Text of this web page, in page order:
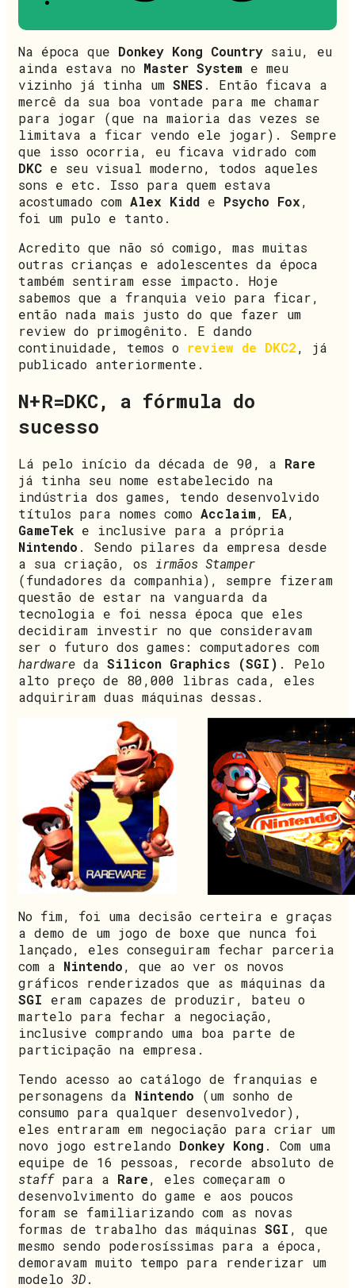
Na época que Donkey Kong Country saiu, eu
ainda estava no Master System e meu
vizinho já tinha um SNES . Então ficava a
mercê da sua boa vontade para me chamar
para jogar (que na maioria das vezes se
limitava a ficar vendo ele jogar). Sempre
que isso ocorria, eu ficava vidrado com
DKC e seu visual moderno, todos aqueles
sons e etc. Isso para quem estava
acostumado com Alex Kidd e Psycho Fox,
foi um pulo e tanto.
Acredito que não só comigo, mas muitas
outras crianças e adolescentes da época
também sentiram esse impacto. Hoje
sabemos que a franquia veio para ficar,
então nada mais justo do que fazer um
review do primogênito. E dando
continuidade, temos o review de DKC2, já
publicado anteriormente.
N+R=DKC, a fórmula do
sucesso
Lá pelo início da década de 90, a Rare
já tinha seu nome estabelecido na
indústria dos games, tendo desenvolvido
títulos para nomes como Acclaim, EA,
GameTek e inclusive para a própria
Nintendo . Sendo pilares da empresa desde
a sua criação, os irmãos Stamper
(fundadores da companhia), sempre fizeram
questão de estar na vanguarda da
tecnologia e foi nessa época que eles
decidiram investir no que consideravam
ser o futuro dos games: computadores com
hardware da Silicon Graphics (SGI) . Pelo
alto preço de 80,000 libras cada, eles
adquiriram duas máquinas dessas.
No fim, foi uma decisão certeira e graças
a demo de um jogo de boxe que nunca foi
lançado, eles conseguiram fechar parceria
com a Nintendo, que ao ver os novos
gráficos renderizados que as máquinas da
SGI eram capazes de produzir, bateu o
martelo para fechar a negociação,
inclusive comprando uma boa parte de
participação na empresa.
Tendo acesso ao catálogo de franquias e
personagens da Nintendo (um sonho de
consumo para qualquer desenvolvedor),
eles entraram em negociação para criar um
novo jogo estrelando Donkey Kong . Com uma
equipe de 16 pessoas, recorde absoluto de
staffpara a Rare, eles começaram o
desenvolvimento do game e aos poucos
foram se familiarizando com as novas
formas de trabalho das máquinas SGI , que
mesmo sendo poderosíssimas para a época,
demoravam muito tempo para renderizar um
modelo 3D.